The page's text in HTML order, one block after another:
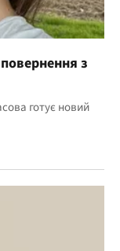
з
готує новий